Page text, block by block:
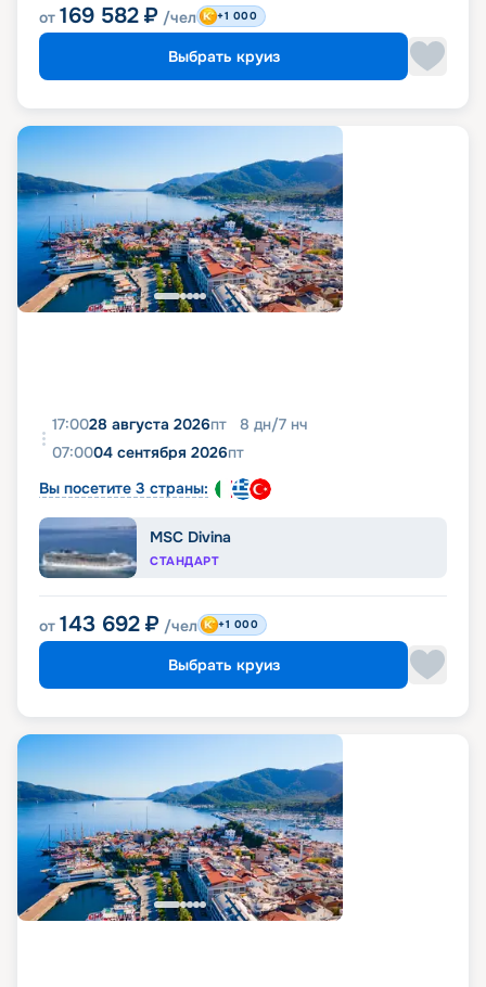
от 169 582 ₽ /чел +1 000
Выбрать круиз
17:0028 августа 2026пт 8 дн/7 нч
07:0004 сентября 2026пт
Вы посетите 3 страны:
MSC Divina
СТАНДАРТ
от 143 692 ₽ /чел +1 000
Выбрать круиз